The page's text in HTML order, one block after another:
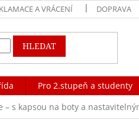
A VRÁCENÍ DOPRAVA
HLEDAT
Pro 2.stupeň a studenty
– s kapsou na boty a